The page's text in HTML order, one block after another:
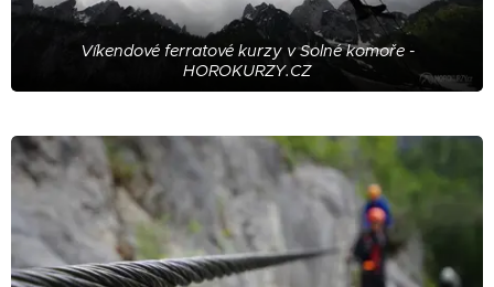
Víkendové ferratové kurzy v Solné komoře -
HOROKURZY.CZ